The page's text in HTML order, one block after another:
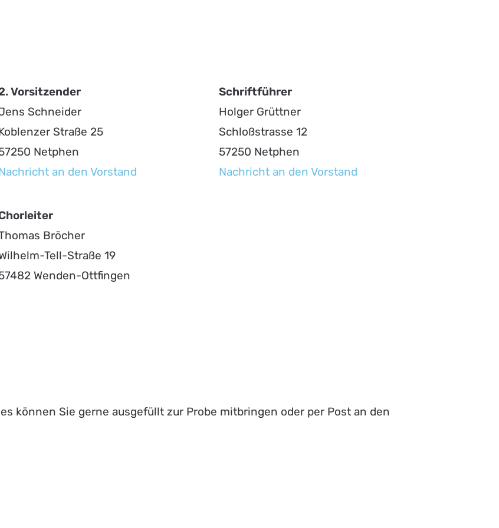
Vorsitzender
Schneider
Straße 25
Netphen
an den Vorstand
Schriftführer
Holger Grüttner
Schloßstrasse 12
57250 Netphen
Nachricht an den Vorstand
Bröcher
Tell-Straße 19
Wenden-Ottfingen
können Sie gerne ausgefüllt zur Probe mitbringen oder per Post an den